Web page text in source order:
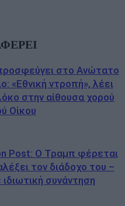
στο Ανώτατο
«Εθνική ντροπή», λέει
στην αίθουσα χορού
Οίκου
Post: Ο Τραμπ φέρεται
τον διάδοχο του –
ιδιωτική συνάντηση